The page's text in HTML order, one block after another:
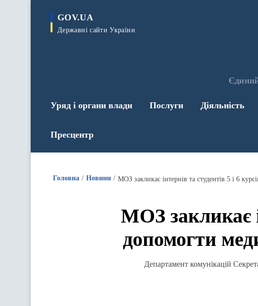
GOV.UA
Державні сайти України
Уряд і органи влади Послуги Діяльність
Пресцентр
Головна Новини МОЗ закликає інтернів та студентів 5 і 6
МОЗ закликає
допомогти
Департамент комунікацій